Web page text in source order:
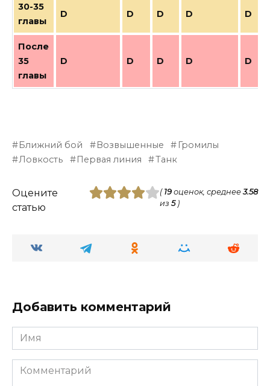
30-35
главы
D D D D D
После
35
главы
D D D D D
Ближний бой Возвышенные
Громилы
Ловкость
Первая линия Танк
Оцените
статью
( 19оценок, среднее3.58
из 5)
Добавить комментарий
Имя
Комментарий